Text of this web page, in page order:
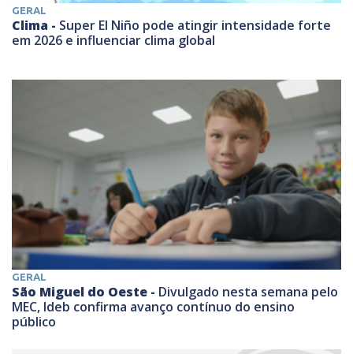
GERAL
Clima - Super El Niño pode atingir intensidade forte
em 2026 e influenciar clima global
GERAL
São Miguel do Oeste - Divulgado nesta semana pelo
MEC, Ideb confirma avanço contínuo do ensino
público